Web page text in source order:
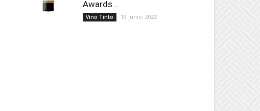
Awards...
Vino Tinto 19 junio, 2022